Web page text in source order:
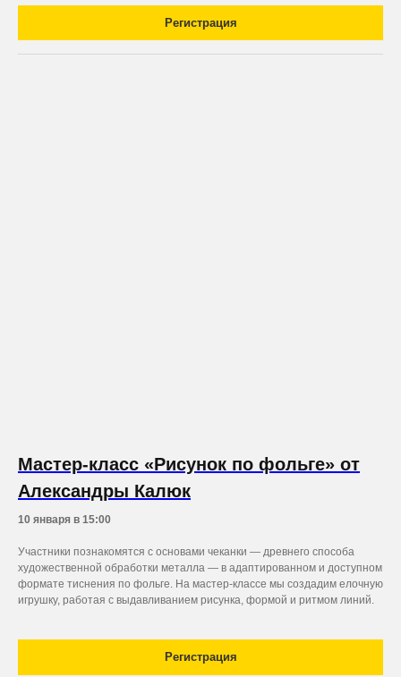
Регистрация
Мастер-класс «Рисунок по фольге» от
Александры Калюк
10 января в 15:00
Участники познакомятся с основами чеканки — древнего способа
художественной обработки металла — в адаптированном и доступном
формате тиснения по фольге. На мастер-классе мы создадим елочную
игрушку, работая с выдавливанием рисунка, формой и ритмом линий.
Регистрация